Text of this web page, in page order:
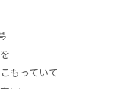
もっていて